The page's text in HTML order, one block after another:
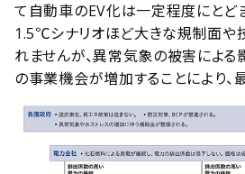
て自動車のEV化は一定程度にとど
1.5℃シナリオほど大きな規制面や
れませんが、異常気象の被害によ
の事業機会が増加することにより、